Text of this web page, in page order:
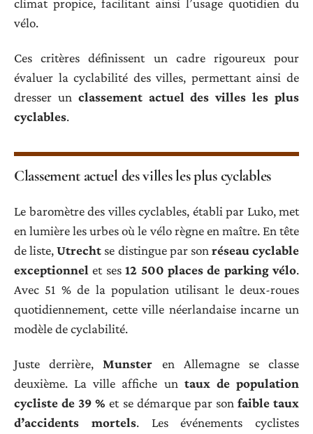
climat propice, facilitant ainsi l’usage quotidien du
vélo.
Ces critères définissent un cadre rigoureux pour
évaluer la cyclabilité des villes, permettant ainsi de
dresser un classement actuel des villes les plus
cyclables.
Classement actuel des villes les plus cyclables
Le baromètre des villes cyclables, établi par Luko, met
en lumière les urbes où le vélo règne en maître. En tête
de liste,Utrecht se distingue par son réseau cyclable
exceptionnel et ses12 500 places de parking vélo.
Avec 51 % de la population utilisant le deux-roues
quotidiennement, cette ville néerlandaise incarne un
modèle de cyclabilité.
Juste derrière,Munster en Allemagne se classe
deuxième. La ville affiche un taux de population
cycliste de 39 % et se démarque par son faible taux
d’accidents mortels. Les événements cyclistes